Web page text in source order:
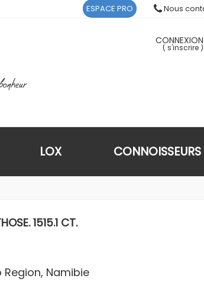
CONNEXION
( s'inscrire )
LOX CONNOISSEURS
1515.1 CT.
Region, Namibie
ESPACE PRO Nous